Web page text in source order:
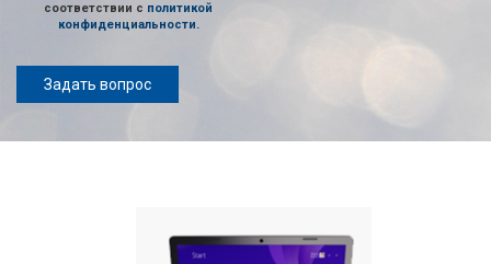
соответствии с политикой
конфиденциальности.
Задать вопрос